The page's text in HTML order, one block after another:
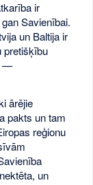
ir
Savienībai.
un Baltija ir
pretišķību
—
ārējie
pakts un tam
reģionu
un